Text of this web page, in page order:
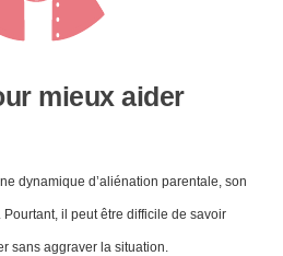
mieux aider
dynamique d’aliénation parentale, son
il peut être difficile de savoir
sans aggraver la situation.